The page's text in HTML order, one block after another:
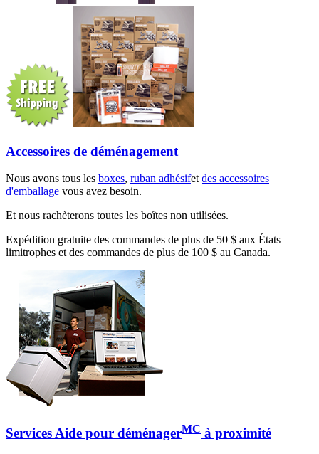
Accessoires de déménagement
Nous avons tous les boxes, ruban adhésifetdes accessoires
d'emballage vous avez besoin.
Et nous rachèterons toutes les boîtes non utilisées.
Expédition gratuite des commandes de plus de 50 $ aux États
limitrophes et des commandes de plus de 100 $ au Canada.
Services Aide pour déménagerMC à proximité